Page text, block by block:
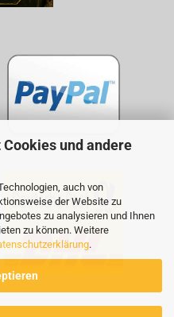
und andere
auch von
der Website zu
zu analysieren und Ihnen
zu können. Weitere
.